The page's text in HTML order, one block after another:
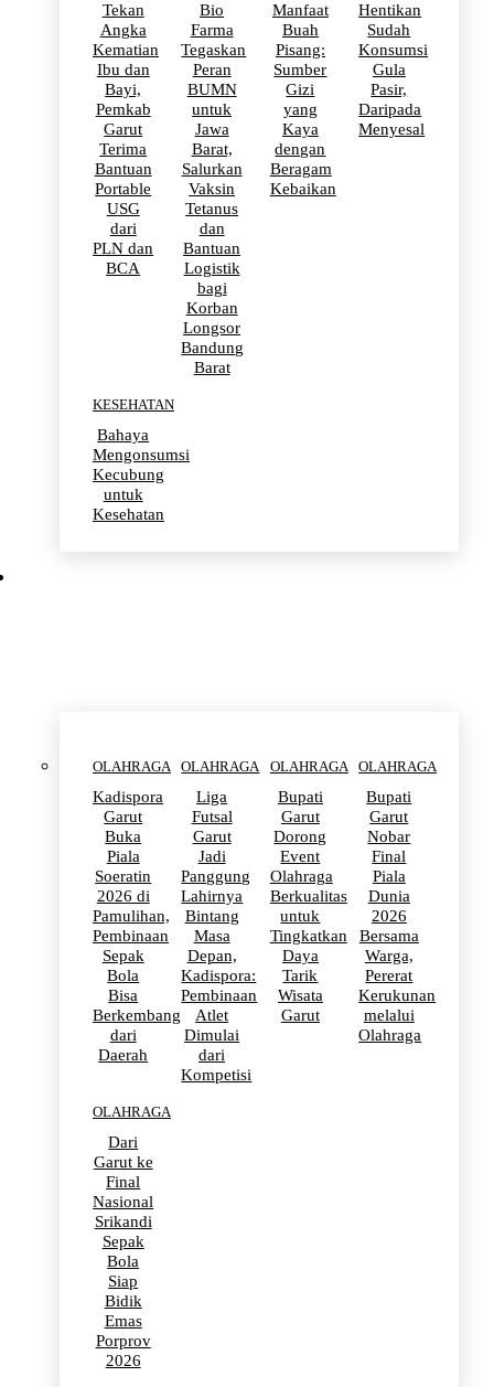
Tekan
Angka
Kematian
Ibu dan
Bayi,
Pemkab
Garut
Terima
Bantuan
Portable
USG
dari
PLN dan
BCA
Bio
Farma
Tegaskan
Peran
BUMN
untuk
Jawa
Barat,
Salurkan
Vaksin
Tetanus
dan
Bantuan
Logistik
bagi
Korban
Longsor
Bandung
Barat
Manfaat
Buah
Pisang:
Sumber
Gizi
yang
Kaya
dengan
Beragam
Kebaikan
Hentikan
Sudah
Konsumsi
Gula
Pasir,
Daripada
Menyesal
KESEHATAN
Bahaya
Mengonsumsi
Kecubung
untuk
Kesehatan
OLAHRAGA
Kadispora
Garut
Buka
Piala
Soeratin
2026 di
Pamulihan,
Pembinaan
Sepak
Bola
Bisa
Berkembang
dari
Daerah
OLAHRAGA
Liga
Futsal
Garut
Jadi
Panggung
Lahirnya
Bintang
Masa
Depan,
Kadispora:
Pembinaan
Atlet
Dimulai
dari
Kompetisi
OLAHRAGA
Bupati
Garut
Dorong
Event
Olahraga
Berkualitas
untuk
Tingkatkan
Daya
Tarik
Wisata
Garut
OLAHRAGA
Bupati
Garut
Nobar
Final
Piala
Dunia
2026
Bersama
Warga,
Pererat
Kerukunan
melalui
Olahraga
OLAHRAGA
Dari
Garut ke
Final
Nasional
Srikandi
Sepak
Bola
Siap
Bidik
Emas
Porprov
2026